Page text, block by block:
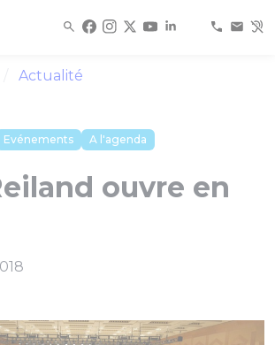
Actualité
Evénements A l'agenda
ouvre en